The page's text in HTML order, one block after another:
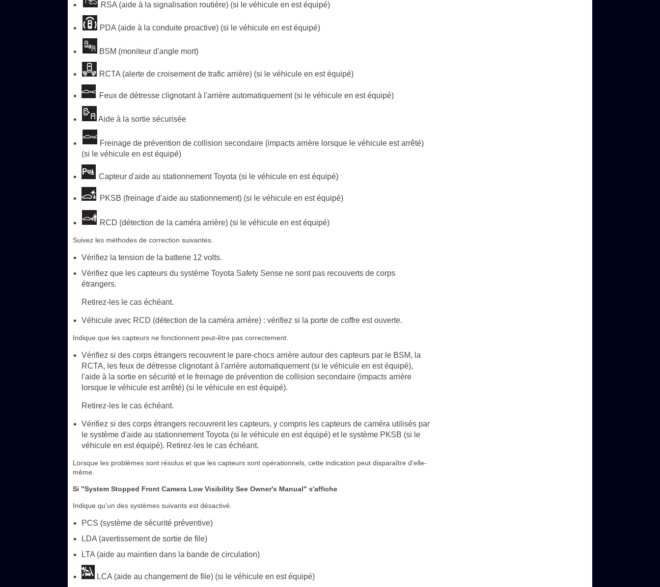
RSA (aide à la signalisation routière) (si le véhicule en est équipé)
PDA (aide à la conduite proactive) (si le véhicule en est équipé)
BSM (moniteur d'angle mort)
RCTA (alerte de croisement de trafic arrière) (si le véhicule en est équipé)
Feux de détresse clignotant à l'arrière automatiquement (si le véhicule en est équipé)
Aide à la sortie sécurisée
Freinage de prévention de collision secondaire (impacts arrière lorsque le véhicule est arrêté)
(si le véhicule en est équipé)
Capteur d'aide au stationnement Toyota (si le véhicule en est équipé)
PKSB (freinage d'aide au stationnement) (si le véhicule en est équipé)
RCD (détection de la caméra arrière) (si le véhicule en est équipé)
Suivez les méthodes de correction suivantes.
Vérifiez la tension de la batterie 12 volts.
Vérifiez que les capteurs du système Toyota Safety Sense ne sont pas recouverts de corps
étrangers.
Retirez-les le cas échéant.
Véhicule avec RCD (détection de la caméra arrière) : vérifiez si la porte de coffre est ouverte.
Indique que les capteurs ne fonctionnent peut-être pas correctement.
Vérifiez si des corps étrangers recouvrent le pare-chocs arrière autour des capteurs par le BSM, la
RCTA, les feux de détresse clignotant à l'arrière automatiquement (si le véhicule en est équipé),
l'aide à la sortie en sécurité et le freinage de prévention de collision secondaire (impacts arrière
lorsque le véhicule est arrêté) (si le véhicule en est équipé).
Retirez-les le cas échéant.
Vérifiez si des corps étrangers recouvrent les capteurs, y compris les capteurs de caméra utilisés par
le système d'aide au stationnement Toyota (si le véhicule en est équipé) et le système PKSB (si le
véhicule en est équipé). Retirez-les le cas échéant.
Lorsque les problèmes sont résolus et que les capteurs sont opérationnels, cette indication peut disparaître d'elle-
même.
Si "System Stopped Front Camera Low Visibility See Owner's Manual" s'affiche
Indique qu'un des systèmes suivants est désactivé.
PCS (système de sécurité préventive)
LDA (avertissement de sortie de file)
LTA (aide au maintien dans la bande de circulation)
LCA (aide au changement de file) (si le véhicule en est équipé)